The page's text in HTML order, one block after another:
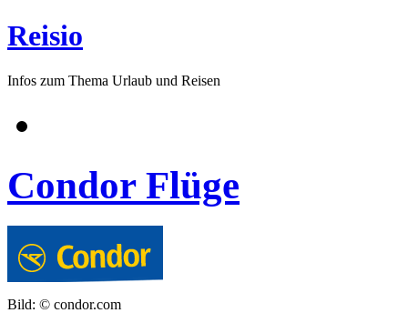
Reisio
Infos zum Thema Urlaub und Reisen
Condor Flüge
Bild: © condor.com